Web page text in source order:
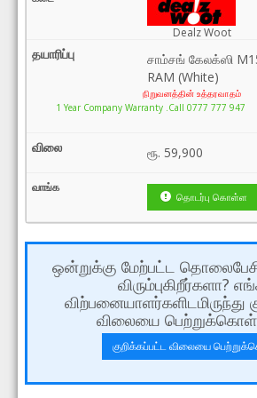
Dealz Woot
சாம்சங் கேலக்ஸி
RAM (White)
நிறுவனத்தின் உத்தரவாதம்
1 Year Company Warranty .Call 0777 777 947
ரூ. 59,900
தொடர்பு கொள்ள
ஒன்றுக்கு மேற்பட்ட
விரும்புகிறீர்களா?
விற்பனையாளர்களிடமிருந்து
விலையை
குறிக்கப்பட்ட விலையை